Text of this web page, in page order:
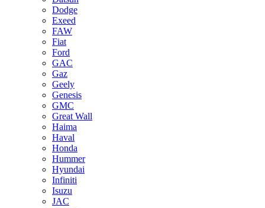
Dodge
Exeed
FAW
Fiat
Ford
GAC
Gaz
Geely
Genesis
GMC
Great Wall
Haima
Haval
Honda
Hummer
Hyundai
Infiniti
Isuzu
JAC